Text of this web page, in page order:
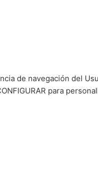
de navegación del
para